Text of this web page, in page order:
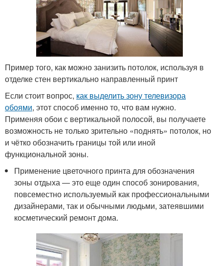
Пример того, как можно занизить потолок, используя в
отделке стен вертикально направленный принт
Если стоит вопрос, как выделить зону телевизора
обоями, этот способ именно то, что вам нужно.
Применяя обои с вертикальной полосой, вы получаете
возможность не только зрительно «поднять» потолок, но
и чётко обозначить границы той или иной
функциональной зоны.
Применение цветочного принта для обозначения
зоны отдыха — это еще один способ зонирования,
повсеместно используемый как профессиональными
дизайнерами, так и обычными людьми, затеявшими
косметический ремонт дома.